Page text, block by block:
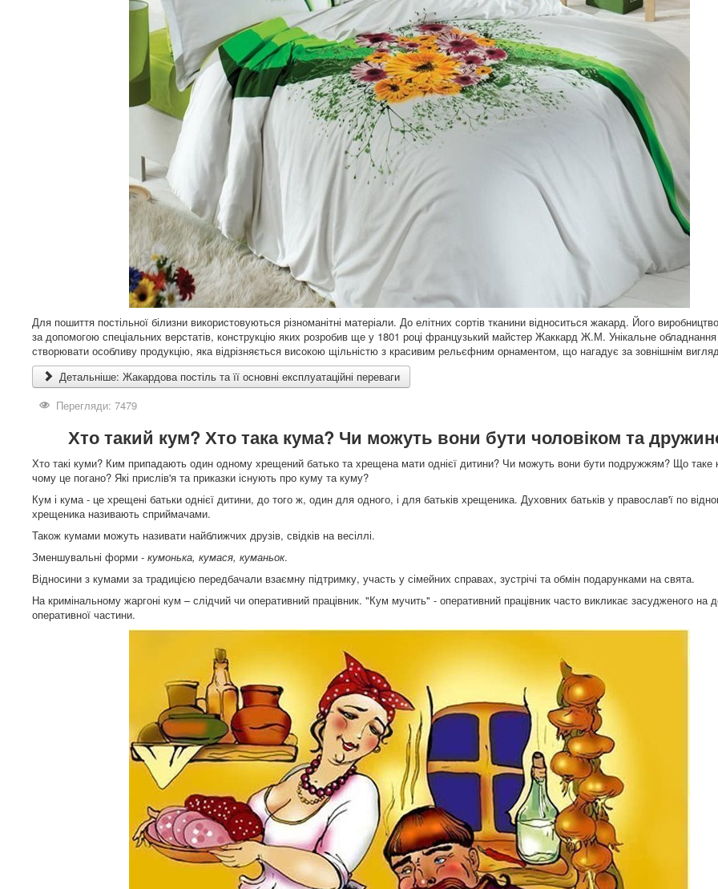
Для пошиття постільної білизни використовуються різноманітні матеріали. До елітних сортів тканини відноситься жакард. Його
за допомогою спеціальних верстатів, конструкцію яких розробив ще у 1801 році французький майстер Жаккард Ж.М. Унікальне
створювати особливу продукцію, яка відрізняється високою щільністю з красивим рельєфним орнаментом, що нагадує за зовнішнім
Детальніше: Жакардова постіль та її основні експлуатаційні переваги
Перегляди: 7479
Хто такий кум? Хто така кума? Чи можуть вони бути чоловіком та
Хто такі куми? Ким припадають один одному хрещений батько та хрещена мати однієї дитини? Чи можуть вони бути подружжям? Що таке
чому це погано? Які прислів'я та приказки існують про куму та куму?
Кум і кума - це хрещені батьки однієї дитини, до того ж, один для одного, і для батьків хрещеника. Духовних батьків у православ'ї по
хрещеника називають сприймачами.
Також кумами можуть називати найближчих друзів, свідків на весіллі.
Зменшувальні форми - кумонька, кумася, куманьок.
Відносини з кумами за традицією передбачали взаємну підтримку, участь у сімейних справах, зустрічі та обмін подарунками на свята.
На кримінальному жаргоні кум – слідчий чи оперативний працівник. "Кум мучить" - оперативний працівник часто викликає засудженого на
оперативної частини.